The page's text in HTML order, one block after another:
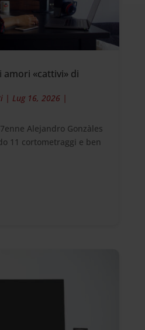
amori «cattivi» di
| Lug 16, 2026|
Alejandro Gonzàles
11 cortometraggi e ben